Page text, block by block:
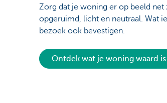
Zorg dat je woning er op beeld
opgeruimd, licht en neutraal. Wat
bezoek ook bevestigen.
Ontdek wat je woning waard is